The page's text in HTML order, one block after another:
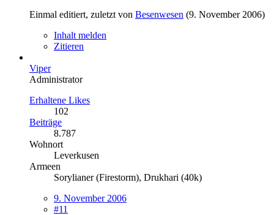
Einmal editiert, zuletzt von Besenwesen (9. November 2006)
Inhalt melden
Zitieren
Viper
Administrator
Erhaltene Likes
102
Beiträge
8.787
Wohnort
Leverkusen
Armeen
Sorylianer (Firestorm), Drukhari (40k)
9. November 2006
#11